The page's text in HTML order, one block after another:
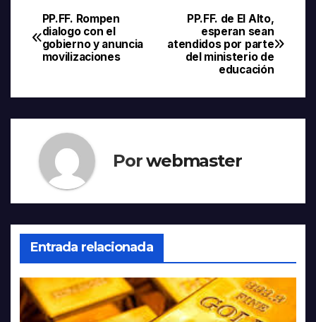
Navegación
de
PP.FF. de El Alto,
esperan sean
atendidos por parte
del ministerio de
educación
PP.FF. Rompen
dialogo con el
gobierno y anuncia
movilizaciones
Porwebmaster
Entrada relacionada